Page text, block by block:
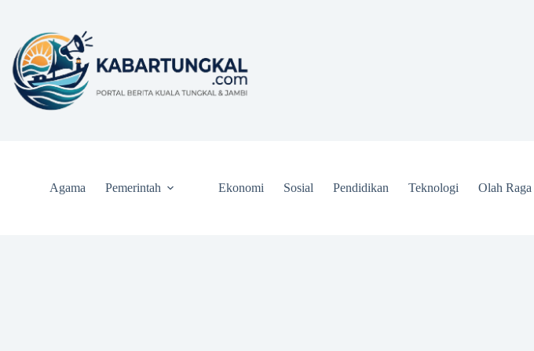
content
Agama Pemerintah Ekonomi Sosial Pendidikan Teknologi Olah Raga